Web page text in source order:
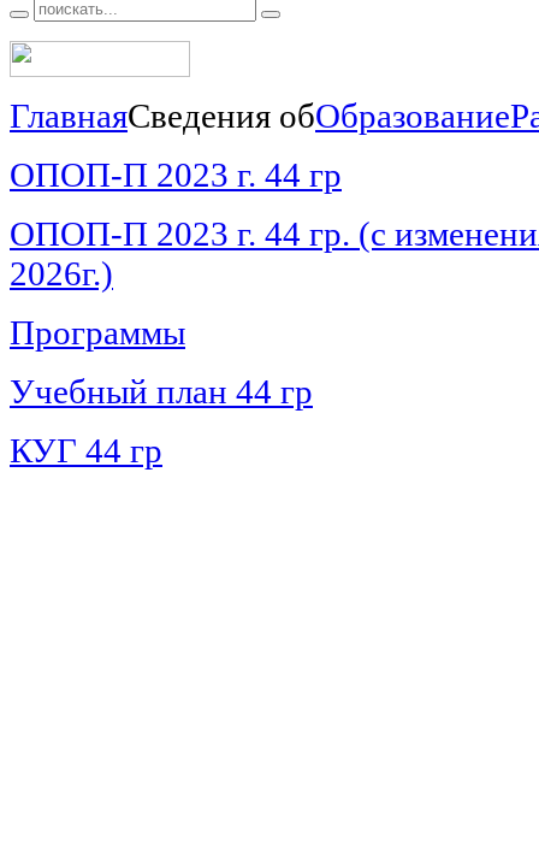
ГлавнаяСведения обОбразование
ОПОП-П 2023 г. 44 гр
ОПОП-П 2023 г. 44 гр. (с
2026г.)
Программы
Учебный план 44 гр
КУГ 44 гр